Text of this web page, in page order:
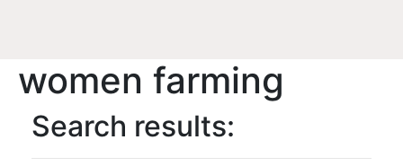
women farming
Search results: